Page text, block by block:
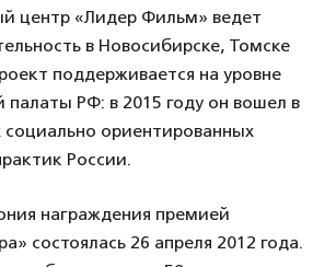
центр «Лидер Фильм» ведет
в Новосибирске, Томске
поддерживается на уровне
РФ: в 2015 году он вошел в
социально ориентированных
России.
награждения премией
состоялась 26 апреля 2012 года.